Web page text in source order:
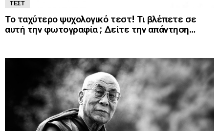
ΤΕΣΤ
Το ταχύτερο ψυχολογικό τεστ! Τι βλέπετε σε
αυτή την φωτογραφία ; Δείτε την απάντηση…